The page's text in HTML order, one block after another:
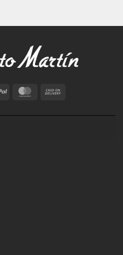
PayPal MasterCard
Delivery